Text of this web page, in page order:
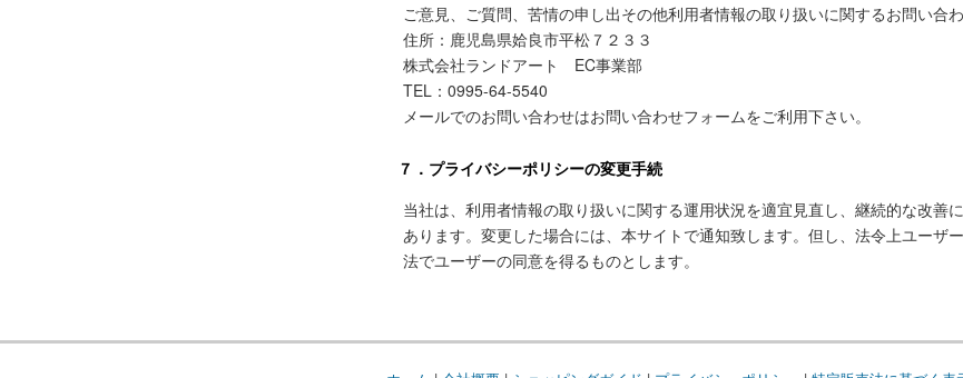
ご意見、ご質問、苦情の申し出その他利用者情報の取り扱いに関するお問い合
住所：鹿児島県姶良市平松７２３３
株式会社ランドアート EC事業部
TEL：0995-64-5540
メールでのお問い合わせはお問い合わせフォームをご利用下さい。
７．プライバシーポリシーの変更手続
当社は、利用者情報の取り扱いに関する運用状況を適宜見直し、継続的な改
あります。変更した場合には、本サイトで通知致します。但し、法令上ユー
法でユーザーの同意を得るものとします。